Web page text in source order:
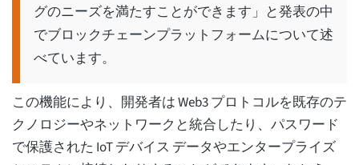
グのニーズを満たすことができます」と発表の中
でブロックチェーンプラットフォームについて述
べています。
この機能により、開発者は Web3 プロトコルを既存のテ
クノロジーやネットワークと統合したり、パスワード
で保護された IoT デバイス データやエンタープライズ